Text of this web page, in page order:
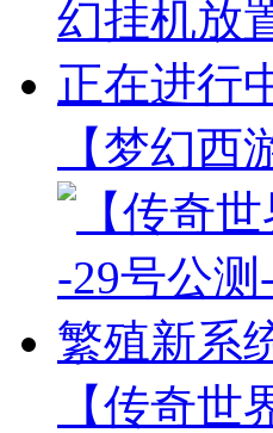
【梦幻
【传奇